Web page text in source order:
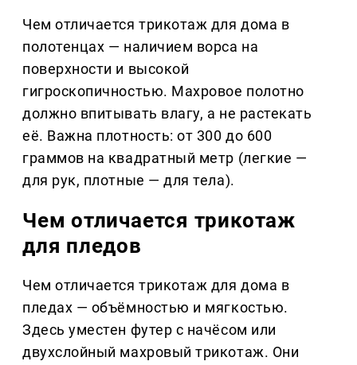
Чем отличается трикотаж для дома в
полотенцах — наличием ворса на
поверхности и высокой
гигроскопичностью. Махровое полотно
должно впитывать влагу, а не растекать
её. Важна плотность: от 300 до 600
граммов на квадратный метр (легкие —
для рук, плотные — для тела).
Чем отличается трикотаж
для пледов
Чем отличается трикотаж для дома в
пледах — объёмностью и мягкостью.
Здесь уместен футер с начёсом или
двухслойный махровый трикотаж. Они